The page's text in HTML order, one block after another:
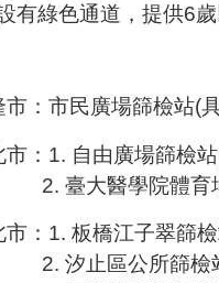
有綠色通道，提供6
市：市民廣場篩檢站(
市：1. 自由廣場篩檢
大醫學院體育場篩
市：1. 板橋江子翠篩
止區公所篩檢站 (